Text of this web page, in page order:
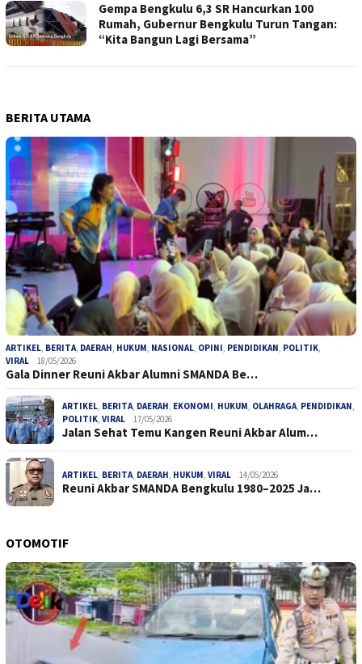
Gempa Bengkulu 6,3 SR Hancurkan 100
Rumah, Gubernur Bengkulu Turun Tangan:
“Kita Bangun Lagi Bersama”
BERITA UTAMA
ARTIKEL, BERITA, DAERAH, HUKUM, NASIONAL, OPINI, PENDIDIKAN, POLITIK,
VIRAL
18/05/2026
Gala Dinner Reuni Akbar Alumni SMANDA Be…
ARTIKEL, BERITA, DAERAH, EKONOMI, HUKUM, OLAHRAGA, PENDIDIKAN,
POLITIK, VIRAL 17/05/2026
Jalan Sehat Temu Kangen Reuni Akbar Alum…
ARTIKEL, BERITA, DAERAH, HUKUM, VIRAL 14/05/2026
Reuni Akbar SMANDA Bengkulu 1980–2025 Ja…
OTOMOTIF